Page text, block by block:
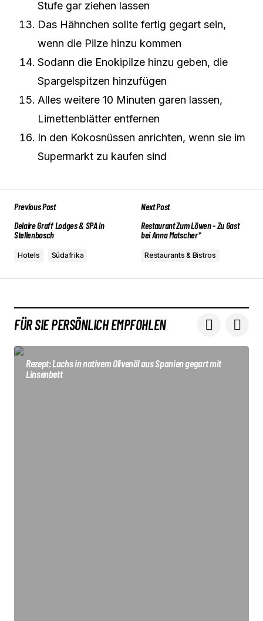
Stufe gar ziehen lassen
Das Hähnchen sollte fertig gegart sein,
wenn die Pilze hinzu kommen
Sodann die Enokipilze hinzu geben, die
Spargelspitzen hinzufügen
Alles weitere 10 Minuten garen lassen,
Limettenblätter entfernen
In den Kokosnüssen anrichten, wenn sie im
Supermarkt zu kaufen sind
Previous Post
Delaire Graff Lodges & SPA in
Stellenbosch
Hotels Südafrika
Next Post
Restaurant Zum Löwen - Zu Gast
bei Anna Matscher*
Restaurants & Bistros
FÜR SIE PERSÖNLICH EMPFOHLEN
Rezept: Lachs in nativem Olivenöl aus Spanien gegart mit
Linsenbett